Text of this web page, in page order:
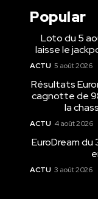
Popular
Loto du 5
laisse le
ACTU 5 août 2026
Résultats
cagnotte de
la
ACTU 4 août 2026
EuroDream
ACTU 3 août 2026